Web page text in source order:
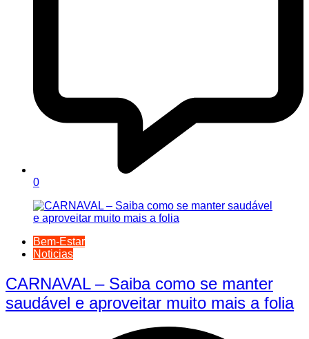
0
Bem-Estar
Noticias
CARNAVAL – Saiba como se manter
saudável e aproveitar muito mais a folia